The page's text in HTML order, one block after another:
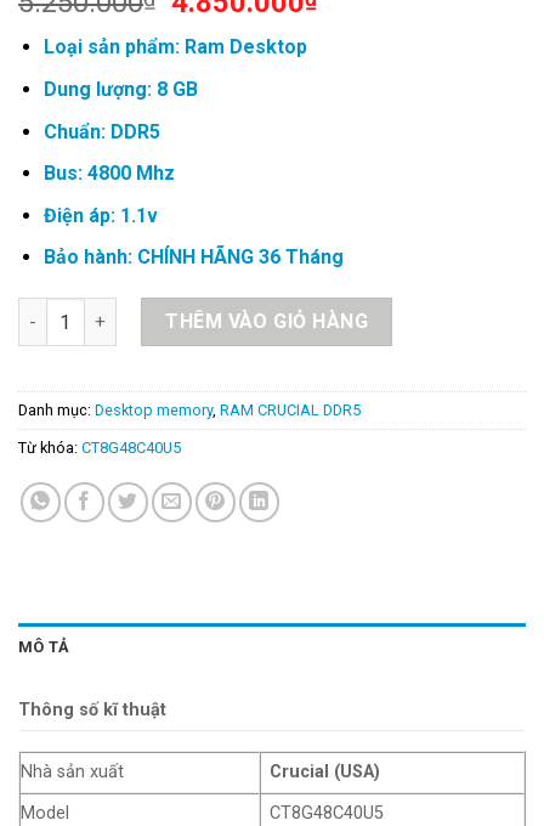
price
was:
5.250.000₫.
Loại sản phẩm: Ram Desktop
Dung lượng: 8 GB
Chuẩn: DDR5
Bus: 4800 Mhz
Điện áp: 1.1v
Bảo hành: CHÍNH HÃNG 36 Tháng
Ram PC Crucial DDR5 8GB Bus 4800- CT8G48C40U5 số lượng
THÊM VÀO GIỎ HÀNG
Danh mục: Desktop memory, RAM CRUCIAL DDR5
Từ khóa: CT8G48C40U5
MÔ TẢ
Thông số kĩ thuật
Nhà sản xuất
Crucial (USA)
Model
CT8G48C40U5